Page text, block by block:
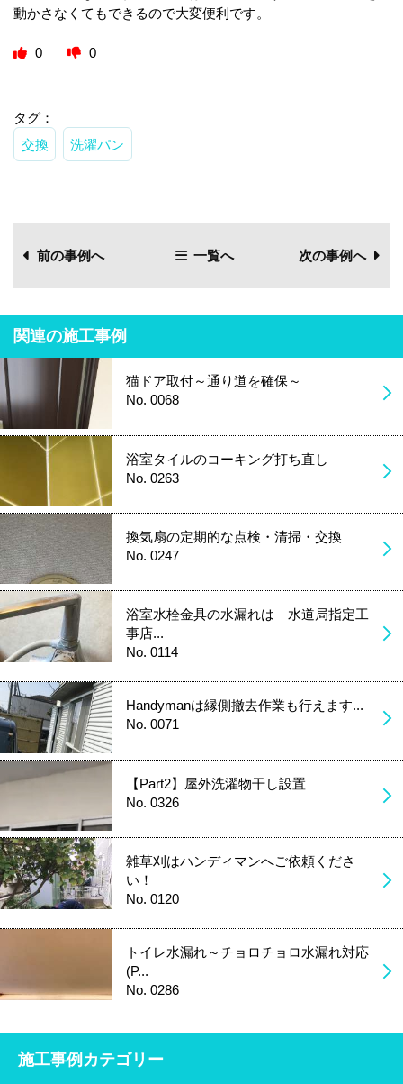
動かさなくてもできるので大変便利です。
0 0
タグ：
交換
洗濯パン
前の事例へ 一覧へ 次の事例へ
関連の施工事例
猫ドア取付～通り道を確保～
No. 0068
浴室タイルのコーキング打ち直し
No. 0263
換気扇の定期的な点検・清掃・交換
No. 0247
浴室水栓金具の水漏れは 水道局指定工
事店...
No. 0114
Handymanは縁側撤去作業も行えます...
No. 0071
【Part2】屋外洗濯物干し設置
No. 0326
雑草刈はハンディマンへご依頼くださ
い！
No. 0120
トイレ水漏れ～チョロチョロ水漏れ対応
(P...
No. 0286
施工事例カテゴリー